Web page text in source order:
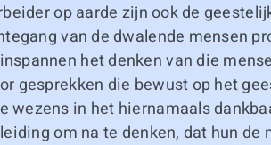
op aarde zijn ook de
van de dwalende mensen
het denken van die
gesprekken die bewust op het
wezens in het hiernamaals
om na te denken, dat hun de